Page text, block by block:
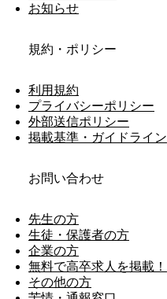
お知らせ
規約・ポリシー
利用規約
プライバシーポリシー
外部送信ポリシー
掲載基準・ガイドライン
お問い合わせ
先生の方
生徒・保護者の方
企業の方
無料で高卒求人を掲載！
その他の方